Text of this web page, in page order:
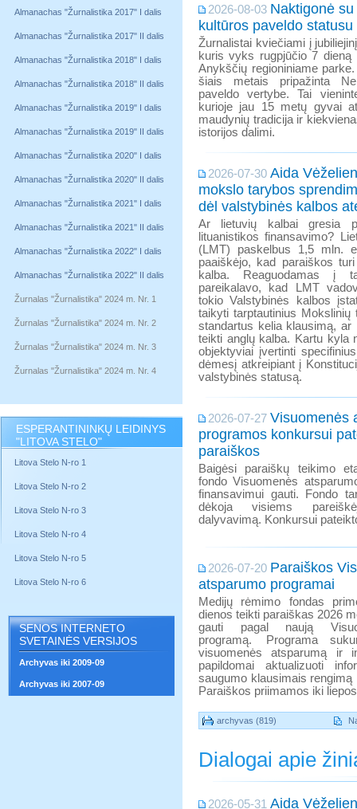
Almanachas "Žurnalistika 2017" I dalis
Almanachas "Žurnalistika 2017" II dalis
Almanachas "Žurnalistika 2018" I dalis
Almanachas "Žurnalistika 2018" II dalis
Almanachas "Žurnalistika 2019" I dalis
Almanachas "Žurnalistika 2019" II dalis
Almanachas "Žurnalistika 2020" I dalis
Almanachas "Žurnalistika 2020" II dalis
Almanachas "Žurnalistika 2021" I dalis
Almanachas "Žurnalistika 2021" II dalis
Almanachas "Žurnalistika 2022" I dalis
Almanachas "Žurnalistika 2022" II dalis
Žurnalas "Žurnalistika" 2024 m. Nr. 1
Žurnalas "Žurnalistika" 2024 m. Nr. 2
Žurnalas "Žurnalistika" 2024 m. Nr. 3
Žurnalas "Žurnalistika" 2024 m. Nr. 4
ESPERANTININKŲ LEIDINYS
"LITOVA STELO"
Litova Stelo N-ro 1
Litova Stelo N-ro 2
Litova Stelo N-ro 3
Litova Stelo N-ro 4
Litova Stelo N-ro 5
Litova Stelo N-ro 6
SENOS INTERNETO
SVETAINĖS VERSIJOS
Archyvas iki 2009-09
Archyvas iki 2007-09
2026-08-03 Naktigonė
kultūros paveldo statusu
Žurnalistai kviečiami į
kuris vyks rugpjūčio 7 dieną
Anykščių regioniniame
šiais metais pripažinta
paveldo vertybe. Tai
kurioje jau 15 metų gyvai
maudynių tradicija ir
istorijos dalimi.
2026-07-30 Aida
mokslo tarybos
dėl valstybinės kalbos
Ar lietuvių kalbai gresia
lituanistikos finansavimo?
(LMT) paskelbus 1,5 mln.
paaiškėjo, kad paraiškos
kalba. Reaguodamas į
pareikalavo, kad LMT
tokio Valstybinės kalbos
taikyti tarptautinius
standartus kelia klausimą,
teikti anglų kalba. Kartu kyla
objektyviai įvertinti
dėmesį atkreipiant į
valstybinės statusą.
2026-07-27 Visuomenės
programos konkursui
paraiškos
Baigėsi paraiškų teikimo
fondo Visuomenės
finansavimui gauti. Fondo
dėkoja visiems
dalyvavimą. Konkursui
2026-07-20 Paraiškos
atsparumo programai
Medijų rėmimo fondas
dienos teikti paraiškas 2026
gauti pagal naują
programą. Programa
visuomenės atsparumą ir
papildomai aktualizuoti
saugumo klausimais
Paraiškos priimamos iki
archyvas (819)
Dialogai apie
2026-05-31 Aida